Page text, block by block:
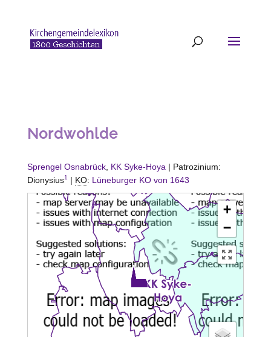
Nordwohlde
Sprengel Osnabrück, KK Syke-Hoya | Patrozinium:
Dionysius1 | KO: Lüneburger KO von 1643
+
−